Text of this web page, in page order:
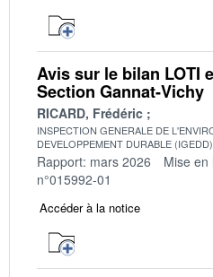
Avis sur le bilan LOTI
Section Gannat-Vichy
RICARD, Frédéric
INSPECTION GENERALE DE
DEVELOPPEMENT DURABLE (IGEDD)
Rapport: mars 2026 Mise en
n°015992-01
Accéder à la notice